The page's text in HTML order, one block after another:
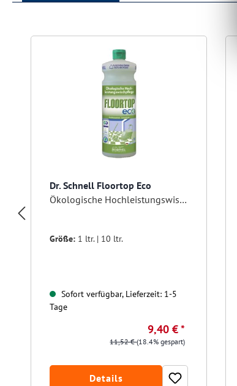
Dr. Schnell Floortop Eco
Ökologische Hochleistungswischpflege
Größe: 1 ltr. | 10 ltr.
Sofort verfügbar, Lieferzeit: 1-5
Tage
9,40 € *
11,52 €(18.4% gespart)
Details